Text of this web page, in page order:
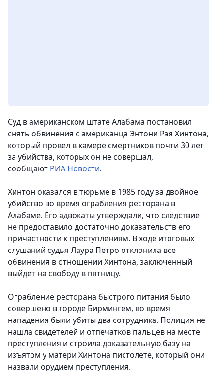
Суд в американском штате Алабама постановил
снять обвинения с американца Энтони Рэя Хинтона,
который провел в камере смертников почти 30 лет
за убийства, которых он не совершал,
сообщают РИА Новости.
Хинтон оказался в тюрьме в 1985 году за двойное
убийство во время ограбления ресторана в
Алабаме. Его адвокаты утверждали, что следствие
не предоставило достаточно доказательств его
причастности к преступлениям. В ходе итоговых
слушаний судья Лаура Петро отклонила все
обвинения в отношении Хинтона, заключенный
выйдет на свободу в пятницу.
Ограбление ресторана быстрого питания было
совершено в городе Бирмингем, во время
нападения были убиты два сотрудника. Полиция не
нашла свидетелей и отпечатков пальцев на месте
преступления и строила доказательную базу на
изъятом у матери Хинтона пистолете, который они
назвали орудием преступления.